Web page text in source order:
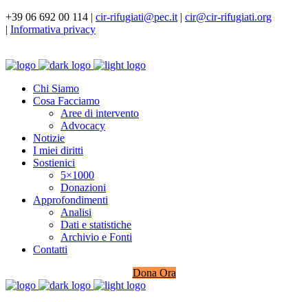
+39 06 692 00 114 | cir-rifugiati@pec.it | cir@cir-rifugiati.org
| Informativa privacy
Chi Siamo
Cosa Facciamo
Aree di intervento
Advocacy
Notizie
I miei diritti
Sostienici
5×1000
Donazioni
Approfondimenti
Analisi
Dati e statistiche
Archivio e Fonti
Contatti
Dona Ora